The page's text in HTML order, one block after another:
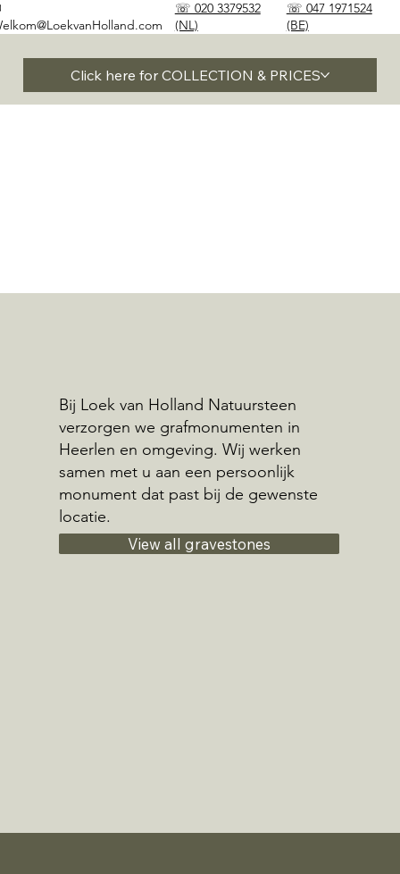
☏ 020 3379532
(NL)
☏ 047 1971524
(BE)
Click here for COLLECTION & PRICES
Bij Loek van Holland Natuursteen
verzorgen we grafmonumenten in
Heerlen en omgeving. Wij werken
samen met u aan een persoonlijk
monument dat past bij de gewenste
locatie.
View all gravestones